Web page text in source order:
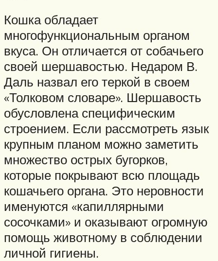
Кошка обладает
многофункциональным органом
вкуса. Он отличается от собачьего
своей шершавостью. Недаром В.
Даль назвал его теркой в своем
«Толковом словаре». Шершавость
обусловлена специфическим
строением. Если рассмотреть язык
крупным планом можно заметить
множество острых бугорков,
которые покрывают всю площадь
кошачьего органа. Это неровности
именуются «капиллярными
сосочками» и оказывают огромную
помощь животному в соблюдении
личной гигиены.